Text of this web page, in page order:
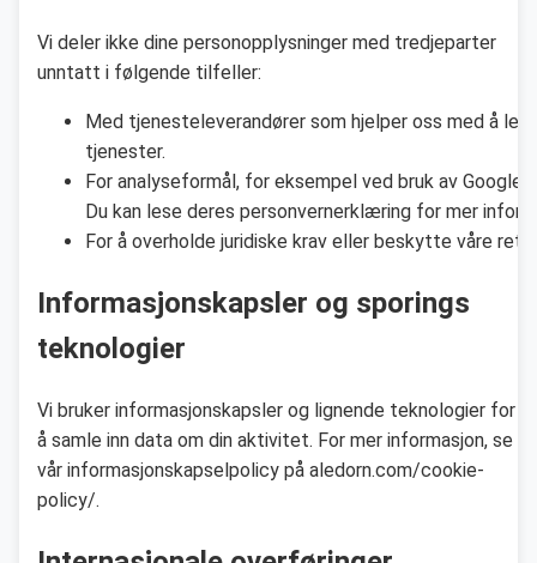
Vi deler ikke dine personopplysninger med tredjeparter
unntatt i følgende tilfeller:
Med tjenesteleverandører som hjelper oss med å
tjenester.
For analyseformål, for eksempel ved bruk av Google
Du kan lese deres personvernerklæring for mer
For å overholde juridiske krav eller beskytte våre
Informasjonskapsler og sporings
teknologier
Vi bruker informasjonskapsler og lignende teknologier for
å samle inn data om din aktivitet. For mer informasjon, se
vår informasjonskapselpolicy på aledorn.com/cookie-
policy/.